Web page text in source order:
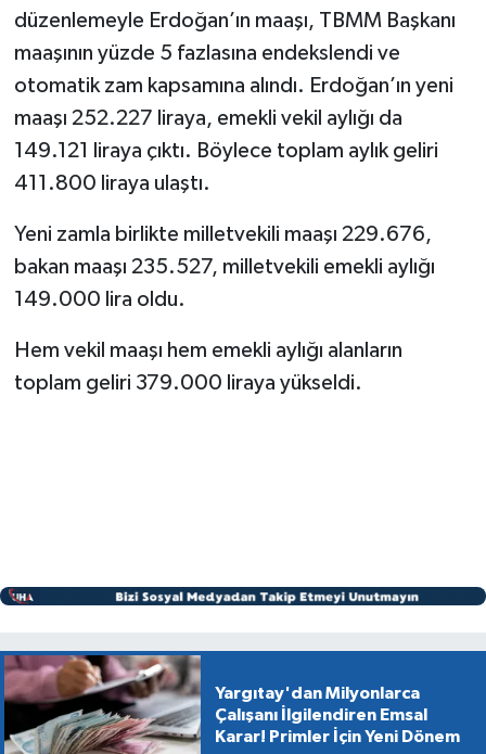
düzenlemeyle Erdoğan’ın maaşı, TBMM Başkanı
maaşının yüzde 5 fazlasına endekslendi ve
otomatik zam kapsamına alındı. Erdoğan’ın yeni
maaşı 252.227 liraya, emekli vekil aylığı da
149.121 liraya çıktı. Böylece toplam aylık geliri
411.800 liraya ulaştı.
Yeni zamla birlikte milletvekili maaşı 229.676,
bakan maaşı 235.527, milletvekili emekli aylığı
149.000 lira oldu.
Hem vekil maaşı hem emekli aylığı alanların
toplam geliri 379.000 liraya yükseldi.
Yargıtay'dan Milyonlarca
Çalışanı İlgilendiren Emsal
Karar! Primler İçin Yeni Dönem